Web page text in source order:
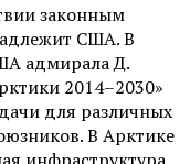
законным
США. В
адмирала Д.
2014–2030»
для различных
В Арктике